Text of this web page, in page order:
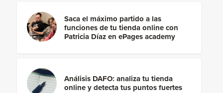
Saca el máximo partido a las
funciones de tu tienda online con
Patricia Díaz en ePages academy
Análisis DAFO: analiza tu tienda
online y detecta tus puntos fuertes